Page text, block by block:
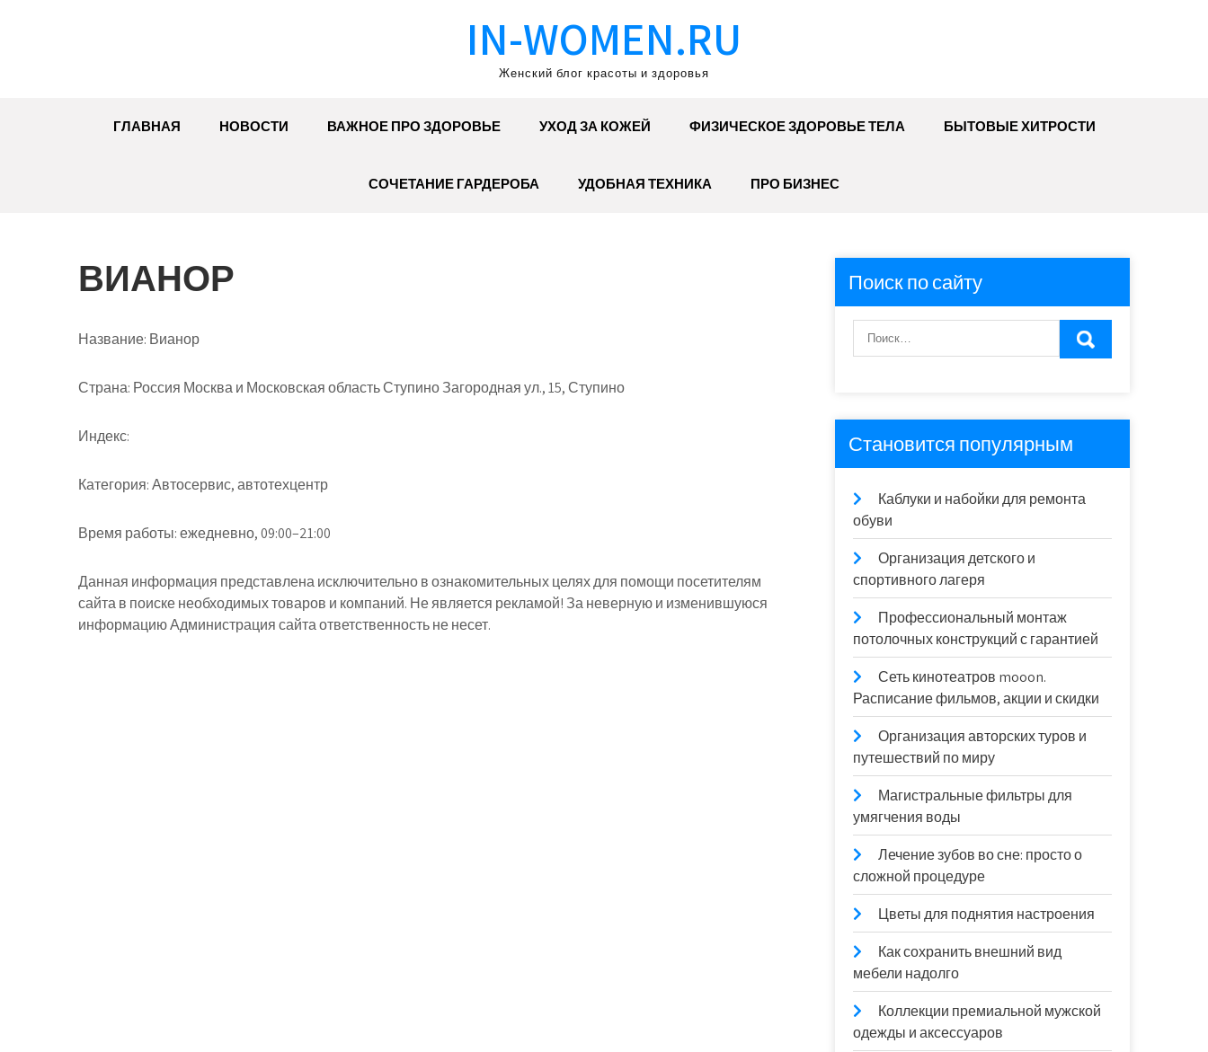
IN-WOMEN.RU
Женский блог красоты и здоровья
ГЛАВНАЯ НОВОСТИ ВАЖНОЕ ПРО ЗДОРОВЬЕ УХОД ЗА КОЖЕЙ ФИЗИЧЕСКОЕ ЗДОРОВЬЕ ТЕЛА БЫТОВЫЕ ХИТРОСТИ
СОЧЕТАНИЕ ГАРДЕРОБА УДОБНАЯ ТЕХНИКА ПРО БИЗНЕС
ВИАНОР
Название: Вианор
Страна: Россия Москва и Московская область Ступино Загородная ул., 15, Ступино
Индекс:
Категория:Автосервис, автотехцентр
Время работы:ежедневно, 09:00–21:00
Данная информация представлена исключительно в ознакомительных целях для помощи посетителям
сайта в поиске необходимых товаров и компаний. Не является рекламой! За неверную и изменившуюся
информацию Администрация сайта ответственность не несет.
Поиск по сайту
Становится популярным
Каблуки и набойки для ремонта
обуви
Организация детского и
спортивного лагеря
Профессиональный монтаж
потолочных конструкций с гарантией
Сеть кинотеатров mooon.
Расписание фильмов, акции и скидки
Организация авторских туров и
путешествий по миру
Магистральные фильтры для
умягчения воды
Лечение зубов во сне: просто о
сложной процедуре
Цветы для поднятия настроения
Как сохранить внешний вид
мебели надолго
Коллекции премиальной мужской
одежды и аксессуаров